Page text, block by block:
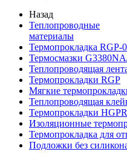
Назад
Теплопроводные
материалы
Термопрокладка RGP-
Термосмазки
Теплопроводящая
Термопрокладки RGP
Мягкие
Теплопроводящая
Термопрокладки HGPR
Изоляционные
Термопрокладка для
Подложки без